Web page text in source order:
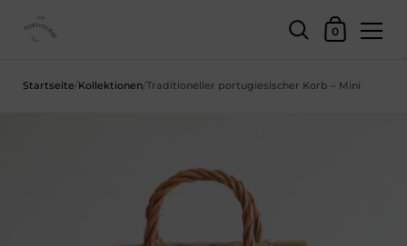
Einkaufswagen
0
Startseite/Kollektionen/Traditioneller portugiesischer Korb – Mini